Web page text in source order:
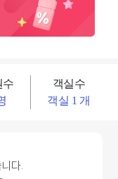
수 객실수
객실 1 개
다.